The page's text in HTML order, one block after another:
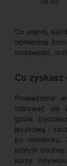
(A1-A2)
Co więcej,
odmiennej
możliwości,
Co zyskasz
Prowadzone
odbywać się
gdzie
językową i
po niemiecku.
którym
kursy